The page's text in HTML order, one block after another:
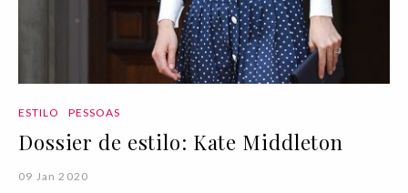
ESTILO PESSOAS
Dossier de estilo: Kate Middleton
09 Jan 2020